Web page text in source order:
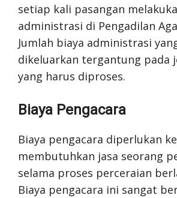
setiap kali pasangan
administrasi di Pengadilan
Jumlah biaya administrasi
dikeluarkan tergantung pada
yang harus diproses.
Biaya Pengacara
Biaya pengacara diperlukan
membutuhkan jasa seorang
selama proses perceraian
Biaya pengacara ini sangat